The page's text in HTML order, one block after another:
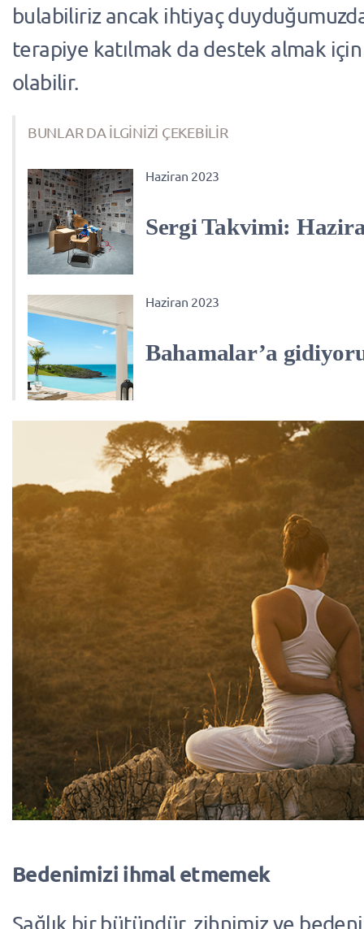
bulabiliriz ancak ihtiyaç
terapiye katılmak da destek almak
olabilir.
BUNLAR DA İLGİNİZİ ÇEKEBİLİR
Haziran 2023
Sergi Takvimi:
Haziran 2023
Bahamalar’a
Bedenimizi ihmal etmemek
Sağlık bir bütündür, zihnimiz ve